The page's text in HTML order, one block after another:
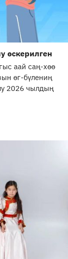
өскерилген
аай саң-хөө
өг-бүлениң
2026 чылдың